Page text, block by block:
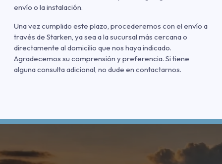
envío o la instalación.
Una vez cumplido este plazo, procederemos con el envío a
través de Starken, ya sea a la sucursal más cercana o
directamente al domicilio que nos haya indicado.
Agradecemos su comprensión y preferencia. Si tiene
alguna consulta adicional, no dude en contactarnos.